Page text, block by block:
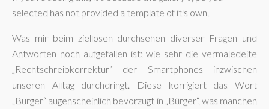
selected has not provided a template of it's own.
Was mir beim ziellosen durchsehen diverser Fragen und
Antworten noch aufgefallen ist: wie sehr die vermaledeite
„Rechtschreibkorrektur“ der Smartphones inzwischen
unseren Alltag durchdringt. Diese korrigiert das Wort
„Burger“ augenscheinlich bevorzugt in „Bürger“, was manchen